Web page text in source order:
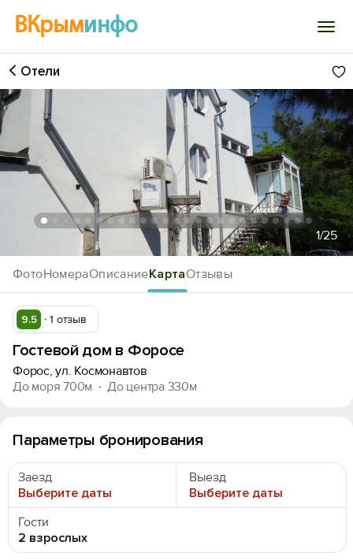
ВКрыминфо
Войти
Избранное
История просмотра
Добавить свой объект
ФотоНомераОписаниеКартаОтзывы
Отели
1/25
9.5 1 отзыв
Гостевой дом в Форосе
Форос, ул. Космонавтов
До моря 700м
До центра 330м
Параметры бронирования
Заезд
Выберите даты
Выезд
Выберите даты
Гости
2 взрослых